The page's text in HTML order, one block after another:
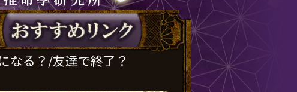
なる？/友達で終了？